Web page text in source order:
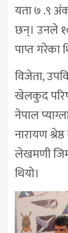
यता ७ .९
छन्। उनले
पाप्त गरेका
विजेता,
खेलकुद
नेपाल
नारायण
लेखमणी
थियो।